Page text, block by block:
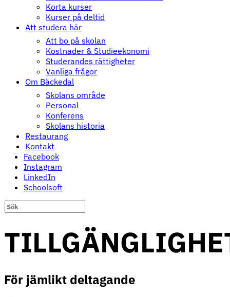
Korta kurser
Kurser på deltid
Att studera här
Att bo på skolan
Kostnader & Studieekonomi
Studerandes rättigheter
Vanliga frågor
Om Bäckedal
Skolans område
Personal
Konferens
Skolans historia
Restaurang
Kontakt
Facebook
Instagram
LinkedIn
Schoolsoft
För jämlikt deltagande